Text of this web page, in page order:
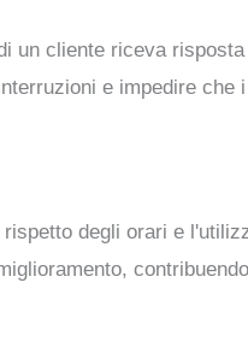
un cliente riceva risposta
e impedire che i
degli orari e